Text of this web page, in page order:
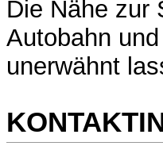
Die Nähe zur
Autobahn
unerwähnt